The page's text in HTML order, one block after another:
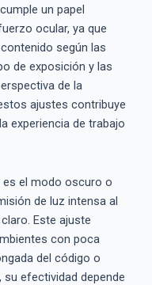
un papel
ocular, ya que
según las
de exposición y las
de la
ajustes contribuye
experiencia de trabajo
el modo oscuro o
de luz intensa al
Este ajuste
con poca
del código o
efectividad depende